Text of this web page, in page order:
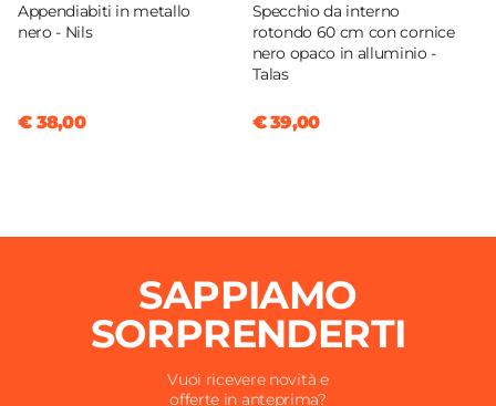
Appendiabiti in metallo
nero - Nils
€ 38,00
Specchio da interno
rotondo 60 cm con cornice
nero opaco in alluminio -
Talas
€ 39,00
SAPPIAMO
SORPRENDERTI
Vuoi ricevere novità e
offerte in anteprima?